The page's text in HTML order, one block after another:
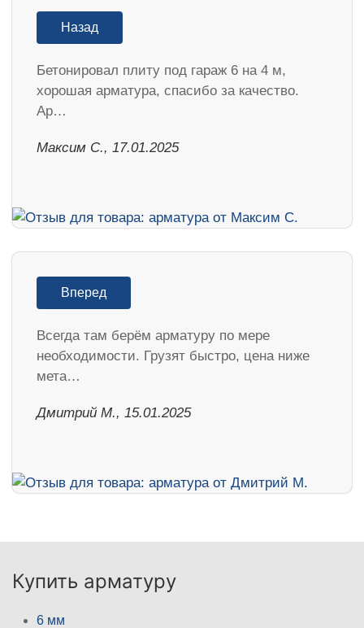
Назад
Бетонировал плиту под гараж 6 на 4 м,
хорошая арматура, спасибо за качество.
Ар…
Максим С., 17.01.2025
Вперед
Всегда там берём арматуру по мере
необходимости. Грузят быстро, цена ниже
мета…
Дмитрий М., 15.01.2025
Купить арматуру
6 мм